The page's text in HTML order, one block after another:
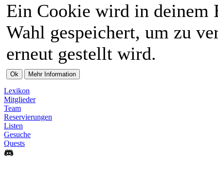
Ein Cookie wird in deinem
Wahl gespeichert, um zu
erneut gestellt wird.
Lexikon
Mitglieder
Team
Reservierungen
Listen
Gesuche
Quests